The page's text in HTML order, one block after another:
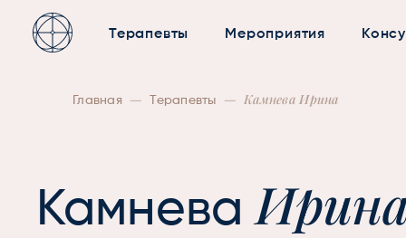
Терапевты Мероприятия
Главная — Терапевты — Камнева Ирина
Камнева